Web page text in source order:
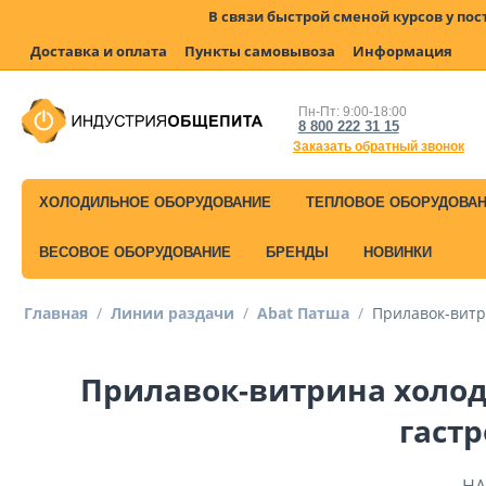
В связи быстрой сменой курсов у
Доставка и оплата
Пункты самовывоза Информация
Пн-Пт: 9:00-18:00
8 800 222 31 15
Заказать обратный звонок
ХОЛОДИЛЬНОЕ ОБОРУДОВАНИЕ ТЕПЛОВОЕ
ВЕСОВОЕ ОБОРУДОВАНИЕ БРЕНДЫ НОВИНКИ
Главная / Линии раздачи / Abat Патша / Прилавок-
Прилавок-витрина